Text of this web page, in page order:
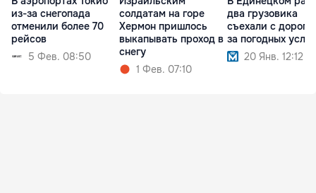
из-за снегопада
отменили более 70
рейсов
5 Фев. 08:50
солдатам на горе
Хермон пришлось
выкапывать проход в
снегу
1 Фев. 07:10
два грузовика
съехали с дороги
за погодных
20 Янв. 12:12